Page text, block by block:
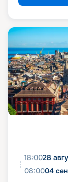
18:0028
08:0004